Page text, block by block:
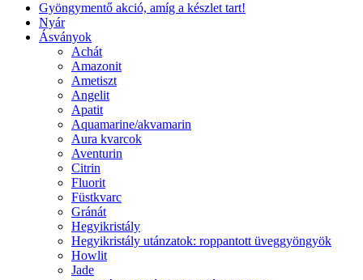
Gyöngymentő akció, amíg a készlet tart!
Nyár
Ásványok
Achát
Amazonit
Ametiszt
Angelit
Apatit
Aquamarine/akvamarin
Aura kvarcok
Aventurin
Citrin
Fluorit
Füstkvarc
Gránát
Hegyikristály
Hegyikristály utánzatok: roppantott üveggyöngyök
Howlit
Jade